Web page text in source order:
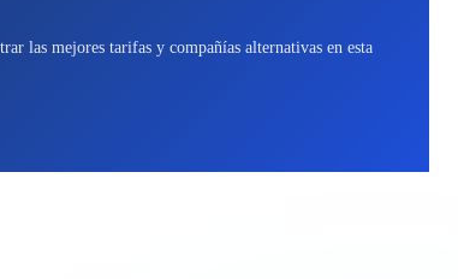
las mejores tarifas y compañías alternativas en esta